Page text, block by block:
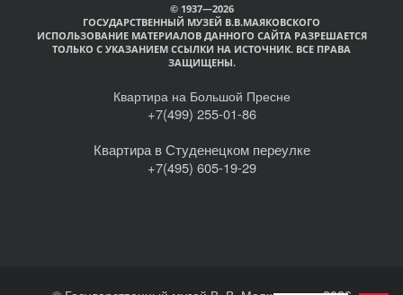
© 1937—2026
ГОСУДАРСТВЕННЫЙ МУЗЕЙ В.В.МАЯКОВСКОГО
ИСПОЛЬЗОВАНИЕ МАТЕРИАЛОВ ДАННОГО САЙТА РАЗРЕШАЕТСЯ
ТОЛЬКО С УКАЗАНИЕМ ССЫЛКИ НА ИСТОЧНИК. ВСЕ ПРАВА
ЗАЩИЩЕНЫ.
Квартира на Большой Пресне
+7(499) 255-01-86
Квартира в Студенецком переулке
+7(495) 605-19-29